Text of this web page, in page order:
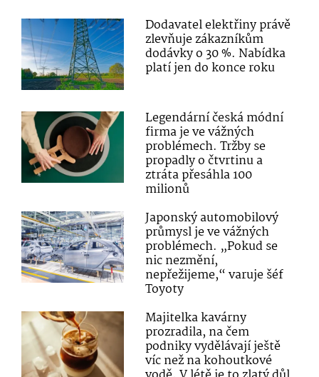
Dodavatel elektřiny právě
zlevňuje zákazníkům
dodávky o 30 %. Nabídka
platí jen do konce roku
Legendární česká módní
firma je ve vážných
problémech. Tržby se
propadly o čtvrtinu a
ztráta přesáhla 100
milionů
Japonský automobilový
průmysl je ve vážných
problémech. „Pokud se
nic nezmění,
nepřežijeme,“ varuje šéf
Toyoty
Majitelka kavárny
prozradila, na čem
podniky vydělávají ještě
víc než na kohoutkové